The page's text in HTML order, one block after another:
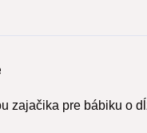
zajačika pre bábiku o